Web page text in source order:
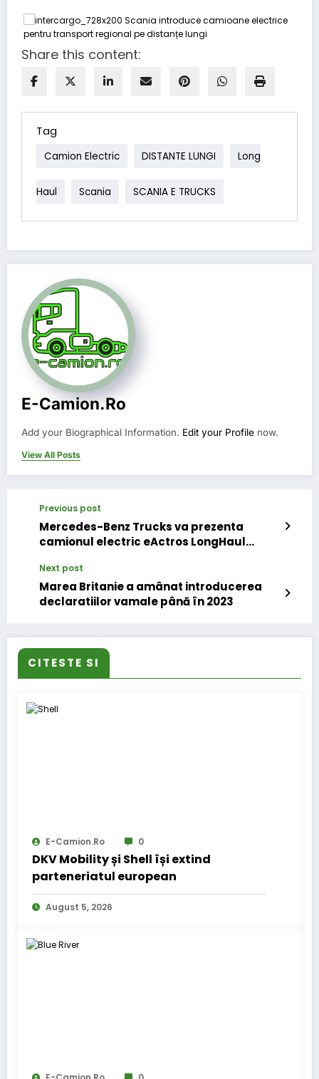
Share this content:
Tag
Camion Electric DISTANTE LUNGI Long
Haul Scania SCANIA E TRUCKS
E-Camion.ro
Add your Biographical Information. Edit your Profile now.
View All Posts
Previous post
Mercedes-Benz Trucks va prezenta
camionul electric eActros LongHaul
septembrie
Next post
Marea Britanie a amânat introducerea
declaratiilor vamale până în 2023
CITESTE SI
E-Camion.ro 0
DKV Mobility și Shell își extind
parteneriatul european
August 5, 2026